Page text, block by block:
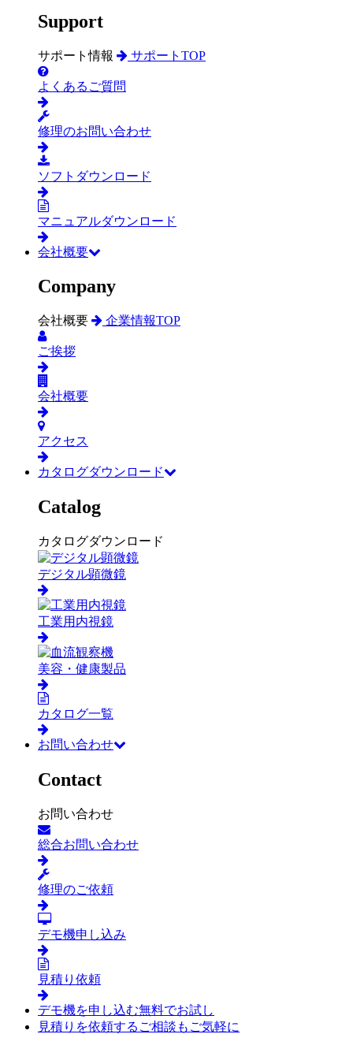
Support
サポート情報 サポートTOP
よくあるご質問
修理のお問い合わせ
ソフトダウンロード
マニュアルダウンロード
会社概要
Company
会社概要 企業情報TOP
ご挨拶
会社概要
アクセス
カタログダウンロード
Catalog
カタログダウンロード
デジタル顕微鏡
工業用内視鏡
美容・健康製品
カタログ一覧
お問い合わせ
Contact
お問い合わせ
総合お問い合わせ
修理のご依頼
デモ機申し込み
見積り依頼
デモ機を申し込む無料でお試し
見積りを依頼する ご相談もご気軽に